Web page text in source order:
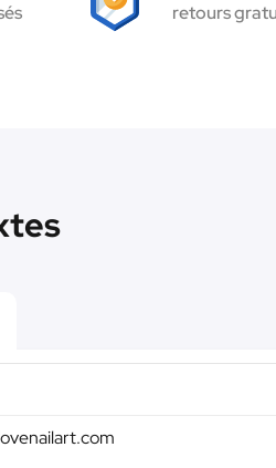
retours